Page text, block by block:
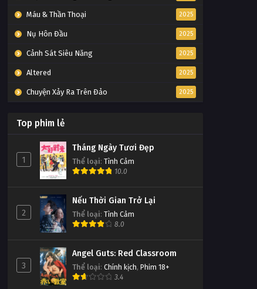
Máu & Thần Thoại 2025
Nụ Hôn Đầu 2025
Cảnh Sát Siêu Năng 2025
Altered 2025
Chuyện Xảy Ra Trên Đảo 2025
Top phim lẻ
1
Tháng Ngày Tươi Đẹp
Thể loại: Tình Cảm
10.0
2
Nếu Thời Gian Trở Lại
Thể loại: Tình Cảm
8.0
3
Angel Guts: Red Classroom
Thể loại: Chính kịch, Phim 18+
3.4